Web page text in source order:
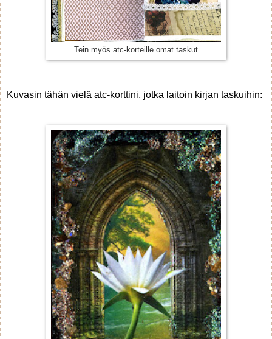
Tein myös atc-korteille omat taskut
Kuvasin tähän vielä atc-korttini, jotka laitoin kirjan taskuihin: